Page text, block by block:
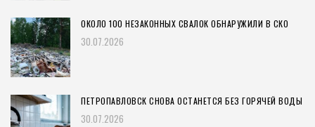
ОКОЛО 100 НЕЗАКОННЫХ СВАЛОК ОБНАРУЖИЛИ В СКО
30.07.2026
ПЕТРОПАВЛОВСК СНОВА ОСТАНЕТСЯ БЕЗ ГОРЯЧЕЙ ВОДЫ
30.07.2026